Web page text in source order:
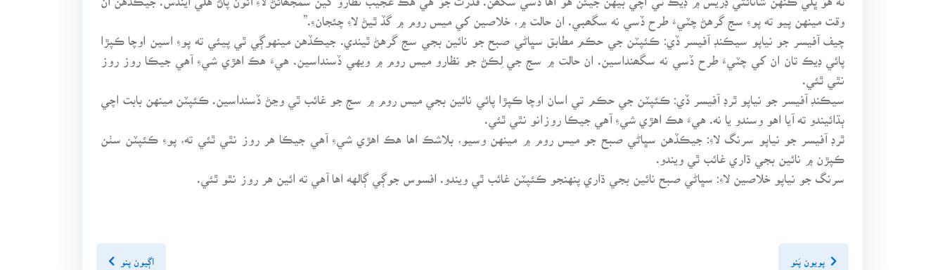
وقت مينهن پيو ته پوءِ سج گرهڻ چٽيءَ طرح ڏسي نه سگھبي. ان حالت ۾، خلاصين کي ميس روم ۾ گڏ ٿيڻ لاءِ چئجانءِ.”
چيف آفيسر جو نياپو سيڪنڊ آفيسر ڏي: ڪئپٽن جي حڪم مطابق سڀاڻي صبح جو نائين بجي سج گرهڻ ٿيندي. جيڪڏهن مينهوڳي ٿي پيئي ته پوءِ اسين اوچا ڪپڙا
پائي ڊيڪ تان ان کي چٽيءَ طرح ڏسي نه سگھنداسين. ان حالت ۾ سج جي لِڪڻ جو نظارو ميس روم ۾ ويهي ڏسنداسين. هيءَ هڪ اهڙي شيءِ آهي جيڪا روز روز
سيڪنڊ آفيسر جو نياپو ٿرڊ آفيسر ڏي: ڪئپٽن جي حڪم تي اسان اوچا ڪپڙا پائي نائين بجي ميس روم ۾ سج جو غائب ٿي وڃڻ ڏسنداسين. ڪئپٽن مينهن بابت اچي
ٻڌائيندو ته آيا اهو وسندو يا نه. هيءَ هڪ اهڙي شيءِ آهي جيڪا روزانو نٿي ٿئي.
ٿرڊ آفيسر جو نياپو سرنگ لاءِ: جيڪڏهن سڀاڻي صبح جو ميس روم ۾ مينهن وسيو، بلاشڪ اها هڪ اهڙي شيءِ آهي جيڪا هر روز نٿي ٿئي ته، پوءِ ڪئپٽن سٺن
ڪپڙن ۾ نائين بجي ڌاري غائب ٿي ويندو.
سرنگ جو نياپو خلاصين لاءِ: سڀاڻي صبح نائين بجي ڌاري پنهنجو ڪئپٽن غائب ٿي ويندو. افسوس جوڳي ڳالهه اها آهي ته ائين هر روز نٿو ٿئي.
پويون پَنو اڳيون پنو